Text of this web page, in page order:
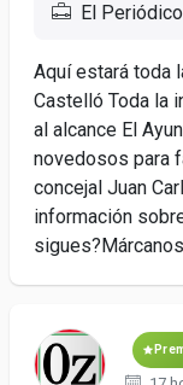
El
Aquí estará toda
Castelló Toda la
al alcance El
novedosos para
concejal Juan
información